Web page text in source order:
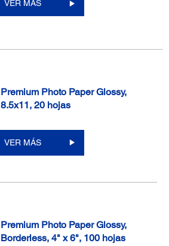
VER MÁS
Premium Photo Paper Glossy,
8.5x11, 20 hojas
VER MÁS
Premium Photo Paper Glossy,
Borderless, 4" x 6", 100 hojas